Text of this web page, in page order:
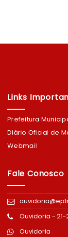
Links
Prefeitura
Diário Oficial de
Webmail
Fale Conosco
Ouvidoria - 21-
Ouvidoria